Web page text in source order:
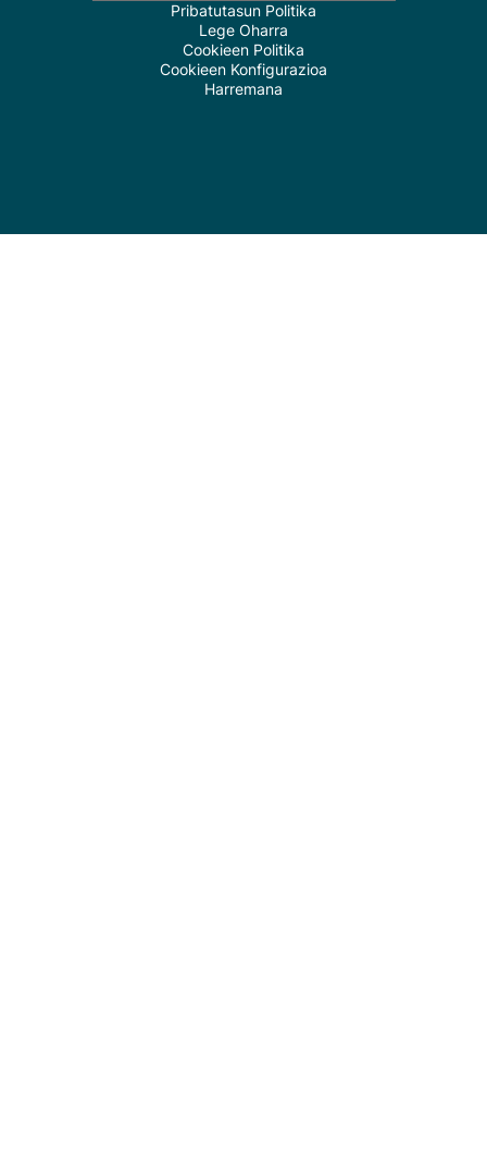
Pribatutasun Politika
Lege Oharra
Cookieen Politika
Cookieen Konfigurazioa
Harremana